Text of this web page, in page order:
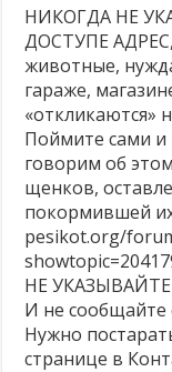
Продажа кошек, собак и
Есть альтернативы
Не
адрес,
где
НИКОГДА НЕ
ДОСТУПЕ АДРЕС,
животные,
гараже,
«откликаются»
Поймите сами и
говорим об
щенков,
покормившей
pesikot.org/
НЕ УКАЗЫВАЙТЕ
И не
Нужно
странице в